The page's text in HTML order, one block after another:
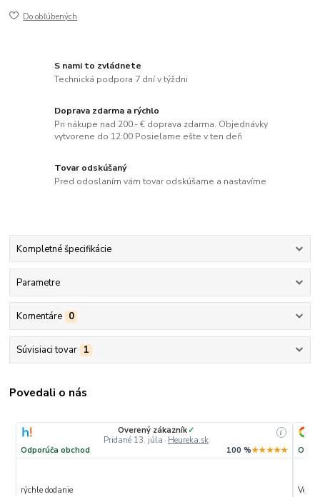
Do obľúbených
S nami to zvládnete
Technická podpora 7 dní v týždni
Doprava zdarma a rýchlo
Pri nákupe nad 200.- € doprava zdarma. Objednávky
vytvorene do 12:00 Posielame ešte v ten deň
Tovar odskúšaný
Pred odoslaním vám tovar odskúšame a nastavíme
Kompletné špecifikácie
Parametre
Komentáre 0
Súvisiaci tovar 1
Povedali o nás
Overený zákazník✓
Pridané 13. júla · Heureka.sk
i
Odporúča obchod 100 %★★★★★
rýchle dodanie